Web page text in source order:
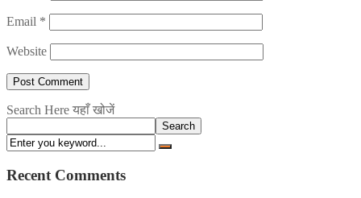
Email *
Website
Search Here यहाँ खोजें
Search
Recent Comments